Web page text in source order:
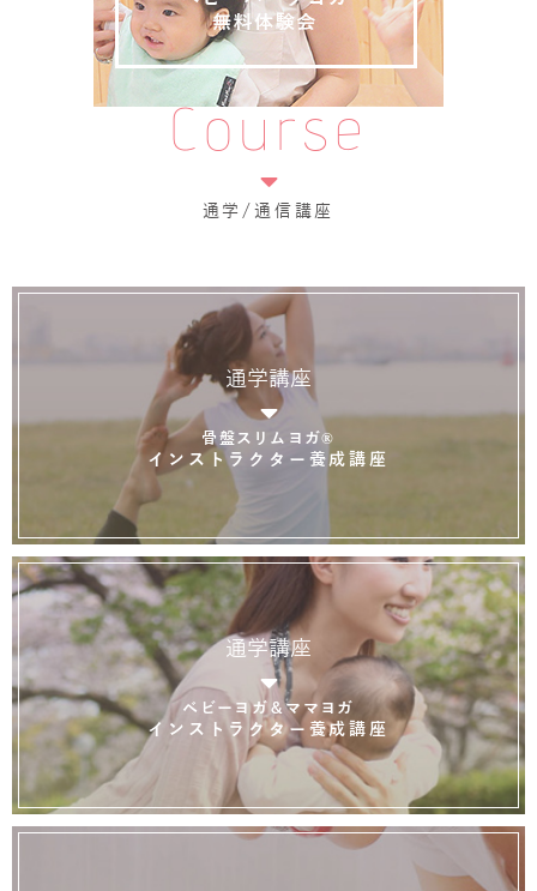
Course
通学/通信講座
通学講座
骨盤スリムヨガ®
インストラクター養成講座
通学講座
ベビーヨガ＆ママヨガ
インストラクター養成講座